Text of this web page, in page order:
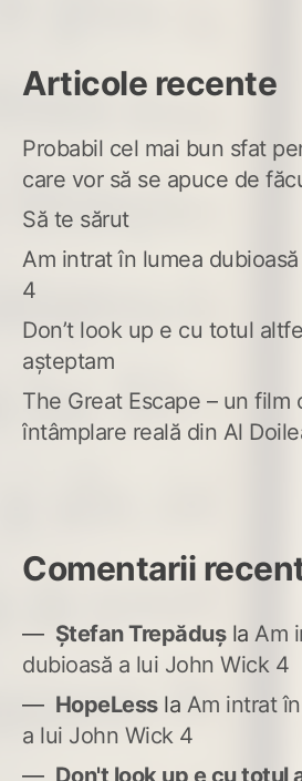
Articole recente
Probabil cel mai bun sfat
care vor să se apuce de
Să te sărut
Am intrat în lumea
4
Don’t look up e cu totul
așteptam
The Great Escape – un film
întâmplare reală din Al
Comentarii
Ștefan Trepădușla Am
dubioasă a lui John Wick 4
HopeLessla Am intrat
a lui John Wick 4
Don't look up e cu totul